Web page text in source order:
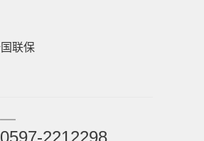
联保
0597-2212298